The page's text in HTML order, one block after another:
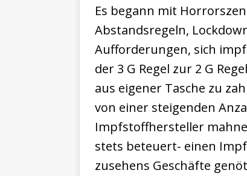
Es begann mit
Abstandsregeln,
Aufforderungen, sich
der 3 G Regel zur 2 G
aus eigener Tasche zu
von einer steigenden
Impfstoffhersteller
stets beteuert- einen
zusehens Geschäfte